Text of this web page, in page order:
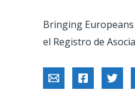
Bringing
el Registro de